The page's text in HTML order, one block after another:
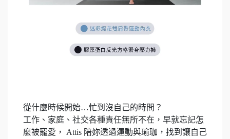
從什麼時候開始…忙到沒自己的時間？
工作、家庭、社交各種責任無所不在，早就忘記怎
麼被寵愛， Attis 陪妳透過運動與瑜珈，找到讓自己